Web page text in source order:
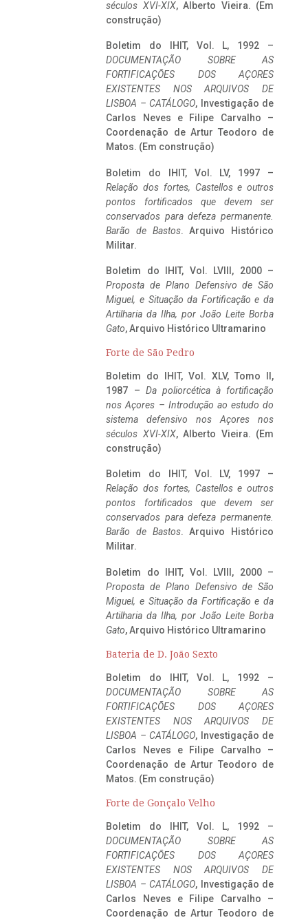
séculos XVI-XIX, Alberto Vieira. (Em
construção)
Boletim do IHIT, Vol. L, 1992 –
DOCUMENTAÇÃO SOBRE AS
FORTIFICAÇÕES DOS AÇORES
EXISTENTES NOS ARQUIVOS DE
LISBOA – CATÁLOGO, Investigação de
Carlos Neves e Filipe Carvalho –
Coordenação de Artur Teodoro de
Matos. (Em construção)
Boletim do IHIT, Vol. LV, 1997 –
Relação dos fortes, Castellos e outros
pontos fortificados que devem ser
conservados para defeza permanente.
Barão de Bastos. Arquivo Histórico
Militar.
Boletim do IHIT, Vol. LVIII, 2000 –
Proposta de Plano Defensivo de São
Miguel, e Situação da Fortificação e da
Artilharia da Ilha, por João Leite Borba
Gato, Arquivo Histórico Ultramarino
Forte de São Pedro
Boletim do IHIT, Vol. XLV, Tomo II,
1987 – Da poliorcética à fortificação
nos Açores – Introdução ao estudo do
sistema defensivo nos Açores nos
séculos XVI-XIX, Alberto Vieira. (Em
construção)
Boletim do IHIT, Vol. LV, 1997 –
Relação dos fortes, Castellos e outros
pontos fortificados que devem ser
conservados para defeza permanente.
Barão de Bastos. Arquivo Histórico
Militar.
Boletim do IHIT, Vol. LVIII, 2000 –
Proposta de Plano Defensivo de São
Miguel, e Situação da Fortificação e da
Artilharia da Ilha, por João Leite Borba
Gato, Arquivo Histórico Ultramarino
Bateria de D. João Sexto
Boletim do IHIT, Vol. L, 1992 –
DOCUMENTAÇÃO SOBRE AS
FORTIFICAÇÕES DOS AÇORES
EXISTENTES NOS ARQUIVOS DE
LISBOA – CATÁLOGO, Investigação de
Carlos Neves e Filipe Carvalho –
Coordenação de Artur Teodoro de
Matos. (Em construção)
Forte de Gonçalo Velho
Boletim do IHIT, Vol. L, 1992 –
DOCUMENTAÇÃO SOBRE AS
FORTIFICAÇÕES DOS AÇORES
EXISTENTES NOS ARQUIVOS DE
LISBOA – CATÁLOGO, Investigação de
Carlos Neves e Filipe Carvalho –
Coordenação de Artur Teodoro de